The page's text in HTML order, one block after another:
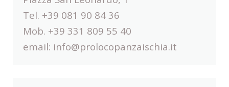
Tel. +39 081 90 84 36
Mob. +39 331 809 55 40
email: info@prolocopanzaischia.it